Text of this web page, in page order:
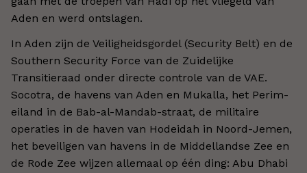
Aden en werd ontslagen.
In Aden zijn de Veiligheidsgordel (Security Belt) en de
Southern Security Force van de Zuidelijke
Transitieraad onder directe controle van de VAE.
Socotra, de havens van Aden en Mukalla, het Perim-
eiland in de Bab-al-Mandab-straat, de militaire
operaties in de haven van Hodeidah in Noord-Jemen,
het beveiligen van havens in de Middellandse Zee en
de Rode Zee wijzen allemaal op één ding: Abu Dhabi